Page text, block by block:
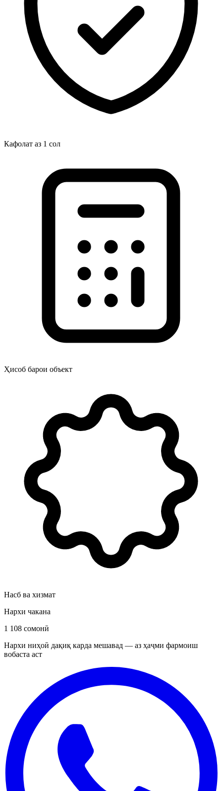
Кафолат аз 1 сол
Ҳисоб барои объект
Насб ва хизмат
Нархи чакана
1 108 сомонӣ
Нархи ниҳоӣ дақиқ карда мешавад — аз ҳаҷми фармоиш
вобаста аст